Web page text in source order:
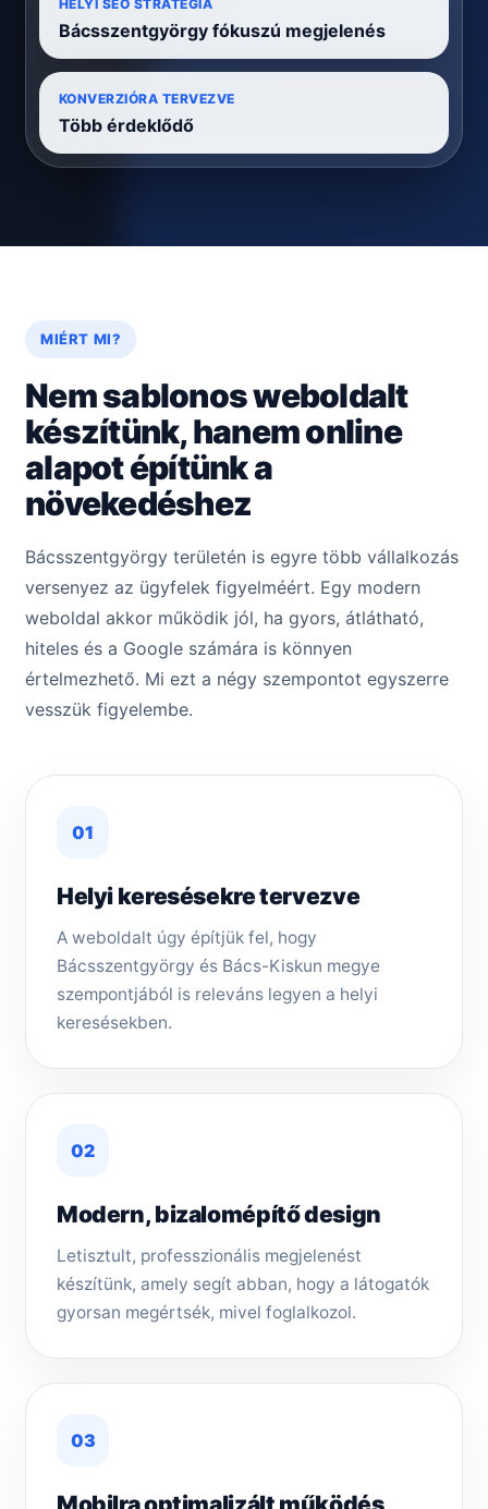
HELYI SEO STRATÉGIA
Bácsszentgyörgy fókuszú megjelenés
KONVERZIÓRA TERVEZVE
Több érdeklődő
MIÉRT MI?
Nem sablonos weboldalt
készítünk, hanem online
alapot építünk a
növekedéshez
Bácsszentgyörgy területén is egyre több vállalkozás
versenyez az ügyfelek figyelméért. Egy modern
weboldal akkor működik jól, ha gyors, átlátható,
hiteles és a Google számára is könnyen
értelmezhető. Mi ezt a négy szempontot egyszerre
vesszük figyelembe.
01
Helyi keresésekre tervezve
A weboldalt úgy építjük fel, hogy
Bácsszentgyörgy és Bács-Kiskun megye
szempontjából is releváns legyen a helyi
keresésekben.
02
Modern, bizalomépítő design
Letisztult, professzionális megjelenést
készítünk, amely segít abban, hogy a látogatók
gyorsan megértsék, mivel foglalkozol.
03